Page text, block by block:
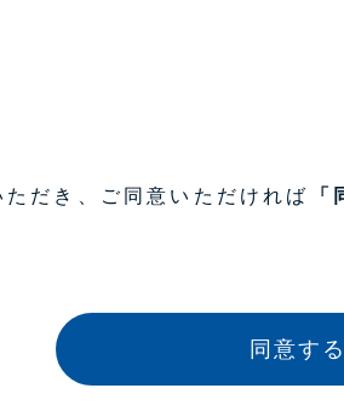
ただき、ご同意いただければ 「
同意する